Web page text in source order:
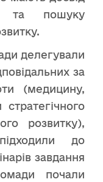
та пошуку
делегували
за
(медицину,
стратегічного
розвитку),
до
завдання
почали